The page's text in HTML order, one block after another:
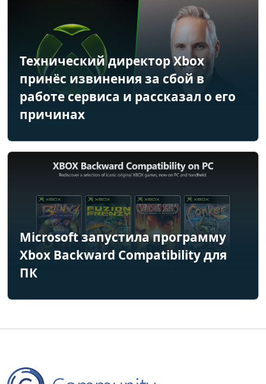
Технический директор Xbox
принёс извинения за сбой в
работе сервиса и рассказал о его
причинах
Microsoft запустила программу
Xbox Backward Compatibility для
ПК